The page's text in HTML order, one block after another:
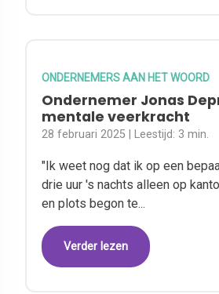
ONDERNEMERS AAN HET WOORD
Ondernemer Jonas
mentale veerkracht
28 februari 2025 | Leestijd: 3 min.
"Ik weet nog dat ik op een
drie uur 's nachts alleen op
en plots begon te...
Verder lezen